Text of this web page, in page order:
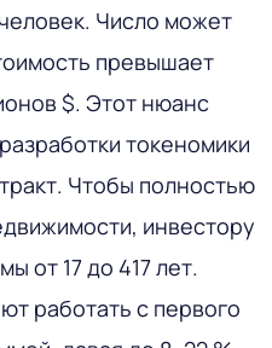
Число может
превышает
$. Этот нюанс
токеномики
Чтобы полностью
инвестору
от 17 до 417 лет.
работать с первого